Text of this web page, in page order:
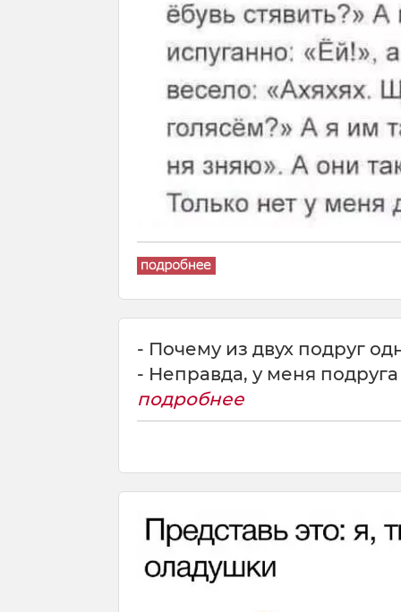
- Почему из двух подруг
- Неправда, у меня
подробнее